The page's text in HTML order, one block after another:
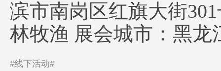
滨市南岗区红旗大街
林牧渔 展会城市：黑龙
#线下活动#